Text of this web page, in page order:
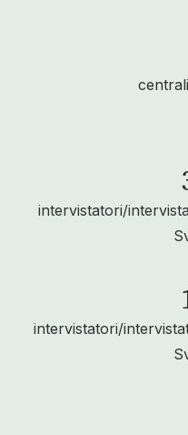
intervistatori/
intervistatori/